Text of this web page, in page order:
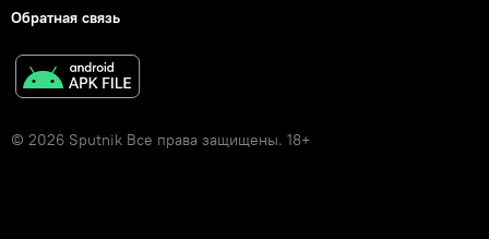
Обратная связь
© 2026 Sputnik Все права защищены. 18+